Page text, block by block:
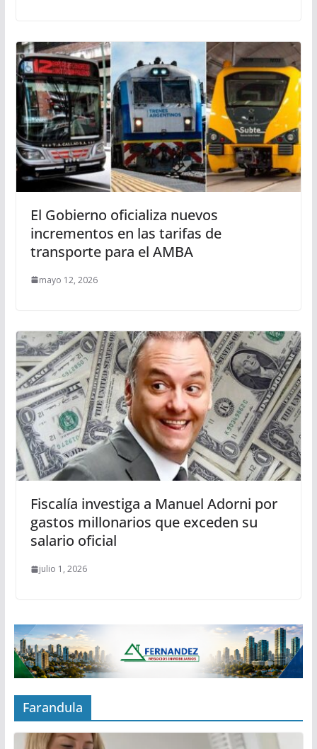
El Gobierno oficializa nuevos
incrementos en las tarifas de
transporte para el AMBA
mayo 12, 2026
Fiscalía investiga a Manuel Adorni por
gastos millonarios que exceden su
salario oficial
julio 1, 2026
Farandula